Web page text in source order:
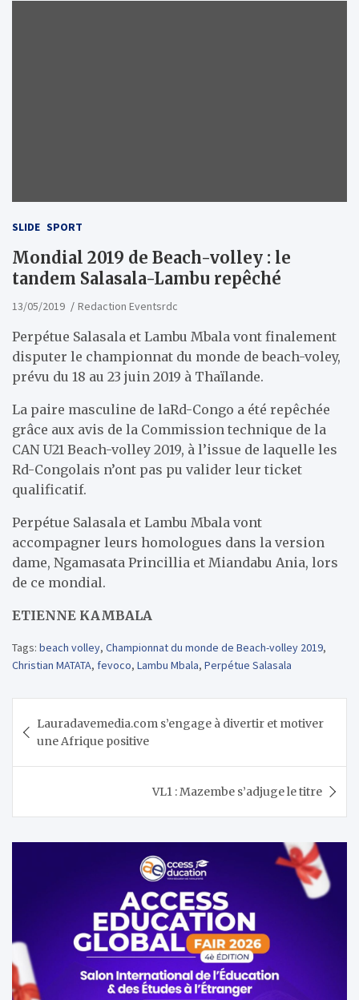
SLIDE SPORT
Mondial 2019 de Beach-volley : le
tandem Salasala-Lambu repêché
13/05/2019 Redaction Eventsrdc
Perpétue Salasala et Lambu Mbala vont finalement
disputer le championnat du monde de beach-voley,
prévu du 18 au 23 juin 2019 à Thaïlande.
La paire masculine de laRd-Congo a été repêchée
grâce aux avis de la Commission technique de la
CAN U21 Beach-volley 2019, à l’issue de laquelle les
Rd-Congolais n’ont pas pu valider leur ticket
qualificatif.
Perpétue Salasala et Lambu Mbala vont
accompagner leurs homologues dans la version
dame, Ngamasata Princillia et Miandabu Ania, lors
de ce mondial.
ETIENNE KAMBALA
Tags: beach volley, Championnat du monde de Beach-volley 2019,
Christian MATATA, fevoco, Lambu Mbala, Perpétue Salasala
de
l’article
Lauradavemedia.com s’engage à divertir et motiver
une Afrique positive
VL1 : Mazembe s’adjuge le titre